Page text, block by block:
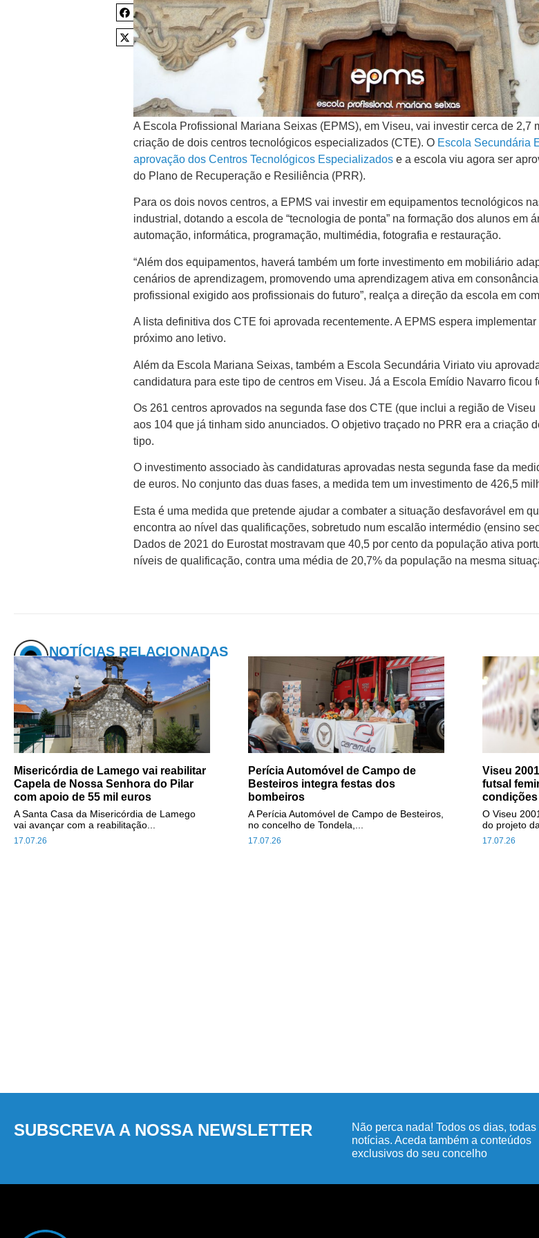
A Escola Profissional Mariana Seixas (EPMS), em Viseu, vai investir cerca de 2,7
criação de dois centros tecnológicos especializados (CTE). O Escola Secundária
aprovação dos Centros Tecnológicos Especializados e a escola viu agora ser
do Plano de Recuperação e Resiliência (PRR).
Para os dois novos centros, a EPMS vai investir em equipamentos tecnológicos
industrial, dotando a escola de “tecnologia de ponta” na formação dos alunos em
automação, informática, programação, multimédia, fotografia e restauração.
“Além dos equipamentos, haverá também um forte investimento em mobiliário
cenários de aprendizagem, promovendo uma aprendizagem ativa em consonância
profissional exigido aos profissionais do futuro”, realça a direção da escola em
A lista definitiva dos CTE foi aprovada recentemente. A EPMS espera
próximo ano letivo.
Além da Escola Mariana Seixas, também a Escola Secundária Viriato viu
candidatura para este tipo de centros em Viseu. Já a Escola Emídio Navarro ficou
Os 261 centros aprovados na segunda fase dos CTE (que inclui a região de
aos 104 que já tinham sido anunciados. O objetivo traçado no PRR era a criação
tipo.
O investimento associado às candidaturas aprovadas nesta segunda fase da
de euros. No conjunto das duas fases, a medida tem um investimento de 426,5
Esta é uma medida que pretende ajudar a combater a situação desfavorável em
encontra ao nível das qualificações, sobretudo num escalão intermédio (ensino
Dados de 2021 do Eurostat mostravam que 40,5 por cento da população ativa
níveis de qualificação, contra uma média de 20,7% da população na mesma
NOTÍCIAS RELACIONADAS
Misericórdia de Lamego vai reabilitar
Capela de Nossa Senhora do Pilar
com apoio de 55 mil euros
17.07.26
A Santa Casa da Misericórdia de Lamego
vai avançar com a reabilitação...
Perícia Automóvel de Campo de
Besteiros integra festas dos
bombeiros
17.07.26
A Perícia Automóvel de Campo de Besteiros,
no concelho de Tondela,...
Viseu
futsal
condições
17.07.26
O Viseu
do projeto
SUBSCREVA A NOSSA NEWSLETTER
Não perca nada! Todos os dias, todas
notícias. Aceda também a conteúdos
exclusivos do seu concelho